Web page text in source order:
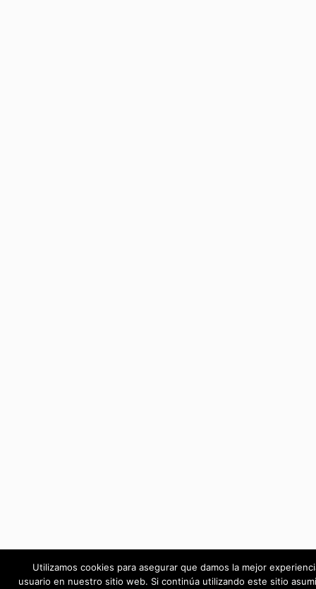
Utilizamos cookies para asegurar que damos la mejor
usuario en nuestro sitio web. Si continúa utilizando este sitio